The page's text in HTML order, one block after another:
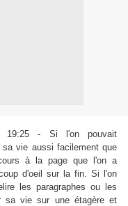
19:25 - Si l'on pouvait
vie aussi facilement que
à la page que l'on a
d'oeil sur la fin. Si l'on
les paragraphes ou les
sa vie sur une étagère et